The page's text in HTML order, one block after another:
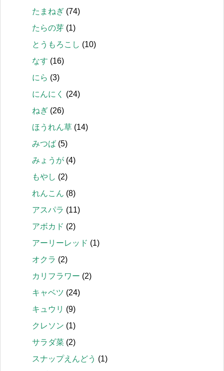
たまねぎ (74)
たらの芽 (1)
とうもろこし (10)
なす (16)
にら (3)
にんにく
(24)
ねぎ (26)
ほうれん草 (14)
みつば (5)
みょうが (4)
もやし (2)
れんこん (8)
アスパラ (11)
アボカド (2)
アーリーレッド (1)
オクラ (2)
カリフラワー (2)
キャベツ (24)
キュウリ (9)
クレソン (1)
サラダ菜 (2)
スナップえんどう (1)